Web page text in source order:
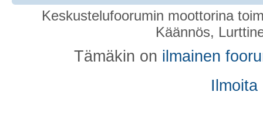
Keskustelufoorumin moottorina
Käännös,
Tämäkin on ilmainen